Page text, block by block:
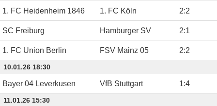
1. FC Heidenheim 1846 1. FC Köln 2:2
SC Freiburg Hamburger SV 2:1
1. FC Union Berlin FSV Mainz 05 2:2
10.01.26 18:30
Bayer 04 Leverkusen VfB Stuttgart 1:4
11.01.26 15:30